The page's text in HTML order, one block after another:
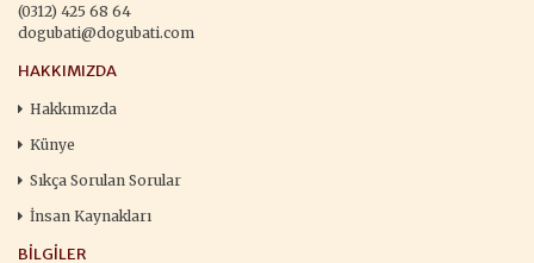
(0312) 425 68 64
dogubati@dogubati.com
HAKKIMIZDA
Hakkımızda
Künye
Sıkça Sorulan Sorular
İnsan Kaynakları
BILGILER